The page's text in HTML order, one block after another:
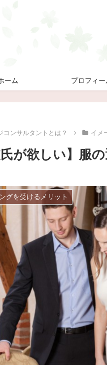
ーム プロフィー
コンサルタントとは？ イメ
氏が欲しい】服
グを受けるメリット